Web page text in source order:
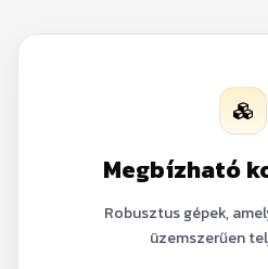
Megbízható
Robusztus gépek,
üzemszerűen